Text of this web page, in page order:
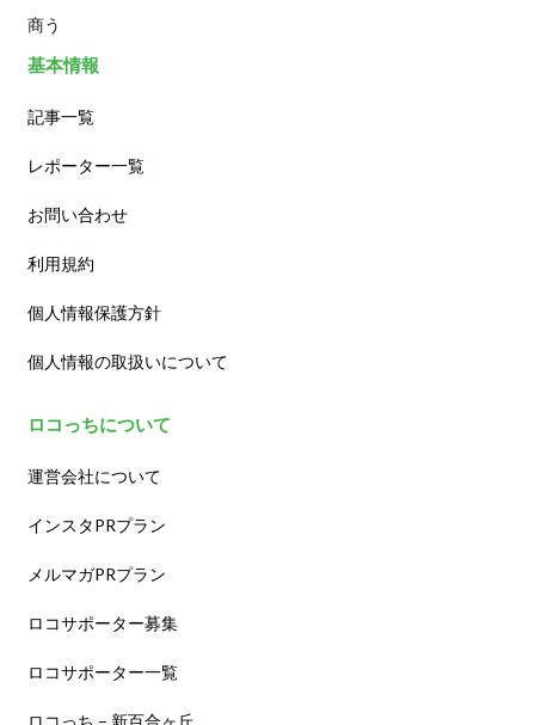
商う
基本情報
記事一覧
レポーター一覧
お問い合わせ
利用規約
個人情報保護方針
個人情報の取扱いについて
ロコっちについて
運営会社について
インスタPRプラン
メルマガPRプラン
ロコサポーター募集
ロコサポーター一覧
ロコっち – 新百合ヶ丘